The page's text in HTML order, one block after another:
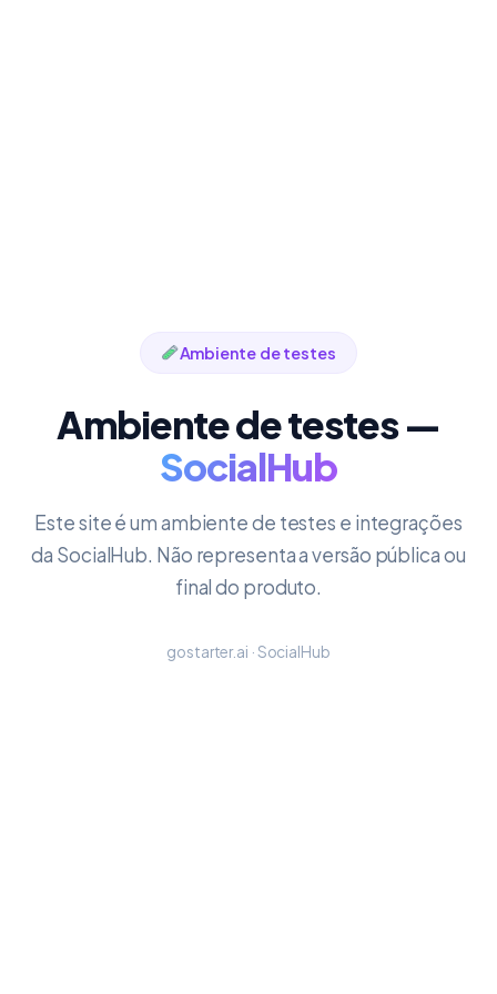
Ambiente de testes
Ambiente de testes —
SocialHub
Este site é um ambiente de testes e integrações
da SocialHub. Não representa a versão pública ou
final do produto.
gostarter.ai · SocialHub